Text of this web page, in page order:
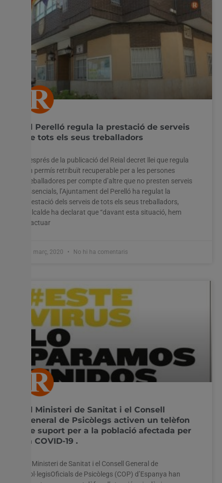
El Perelló regula la prestació de serveis
de tots els seus treballadors
Després de la publicació del Reial decret llei que regula
un permís retribuït recuperable per a les persones
treballadores per compte d’altre que no presten serveis
essencials, l’Ajuntament del Perelló ha regulat la
prestació dels serveis de tots els seus treballadors,
l’alcalde ha declarat que “davant esta situació, hem
d’actuar
31 març, 2020 No hi ha comentaris
El Ministeri de Sanitat i el Consell
General de Psicòlegs activen un telèfon
de suport per a la població afectada per
la COVID-19 .
El Ministeri de Sanitat i el Consell General de
Col·legisOficials de Psicòlegs (COP) d’Espanya han